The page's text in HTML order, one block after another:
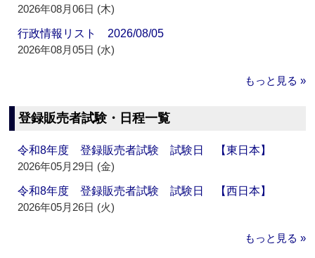
2026年08月06日 (木)
行政情報リスト 2026/08/05
2026年08月05日 (水)
もっと見る »
登録販売者試験・日程一覧
令和8年度 登録販売者試験 試験日 【東日本】
2026年05月29日 (金)
令和8年度 登録販売者試験 試験日 【西日本】
2026年05月26日 (火)
もっと見る »